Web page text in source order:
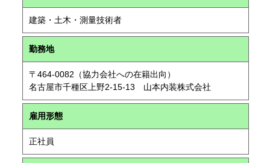
建築・土木・測量技術者
勤務地
〒464-0082（協力会社への在籍出向）
名古屋市千種区上野2-15-13 山本内装株式会社
雇用形態
正社員